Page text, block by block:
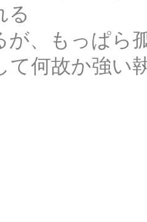
る
が、もっぱら
て何故か強い